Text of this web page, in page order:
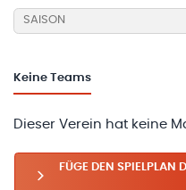
SAISON
Keine Teams
Dieser Verein hat keine
FÜGE DEN SPIELPLAN